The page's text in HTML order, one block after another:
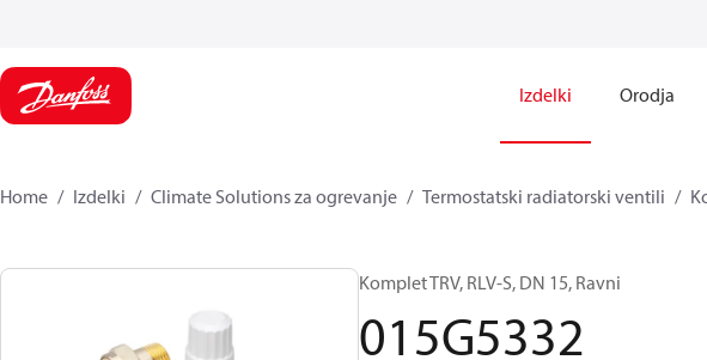
Izdelki Orodja
Home Izdelki Climate Solutions za ogrevanje Termostatski radiatorski ventili
Komplet TRV, RLV-S, DN 15, Ravni
015G5332